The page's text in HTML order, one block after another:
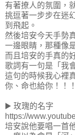
有著撩人的氛圍，
挑逗著一步步在迷
到飛起。
然後培安今天手勢
一邊眼睛，那種像
而且培安的手真的
歌詞有一句是「我
這句的時候我心裡
你、命也給你！！
▶️ 玫瑰的名字
https://
培安說他要唱一首